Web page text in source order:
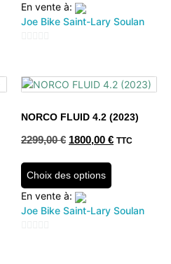
En vente à:
Joe Bike Saint-Lary Soulan
5
NORCO FLUID 4.2 (2023)
2299,00€ 1800,00 € TTC
Choix des options
En vente à:
Joe Bike Saint-Lary Soulan